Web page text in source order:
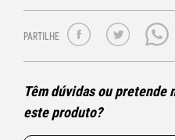
PARTILHE
Têm dúvidas ou pretende
este produto?